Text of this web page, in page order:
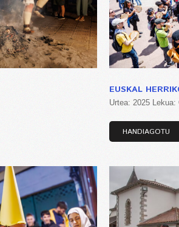
EUSKAL
Urtea: 2025 Lekua:
HANDIAGOTU